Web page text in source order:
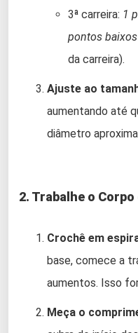
3ª carreira: 1
pontos
da carreira).
Ajuste ao
aumentando até
diâmetro
2. Trabalhe o Corpo
Crochê em
base, comece a
aumentos. Isso
Meça o